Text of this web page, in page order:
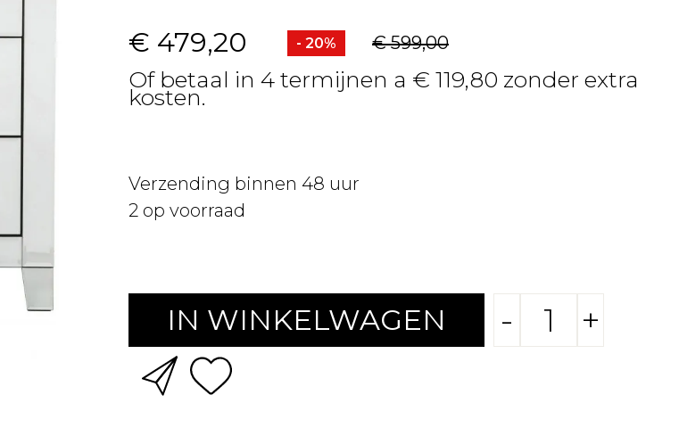
€ 479,20 - 20% € 599,00
Of betaal in 4 termijnen a € 119,80 zonder extra
kosten.
Verzending binnen 48 uur
2 op voorraad
IN WINKELWAGEN - +